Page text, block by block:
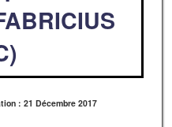
: 21 Décembre 2017